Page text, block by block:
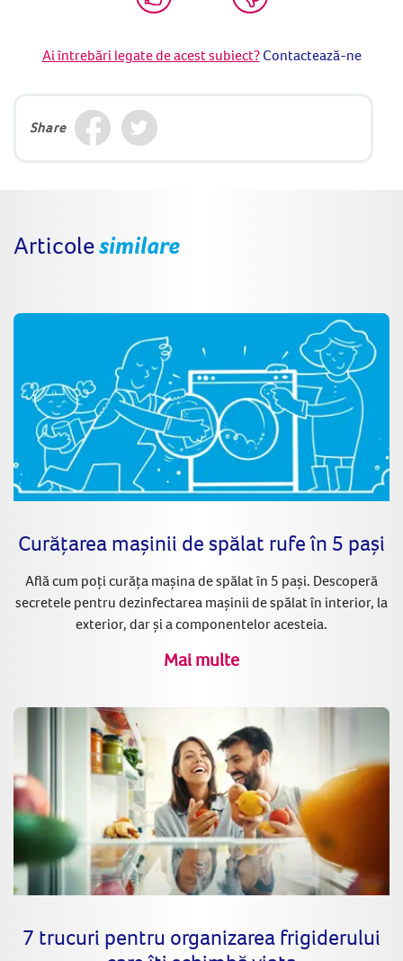
Ai întrebări legate de acest subiect?Contactează-ne
Share
Articolesimilare
Curățarea mașinii de spălat rufe în 5 pași
Află cum poți curăța mașina de spălat în 5 pași. Descoperă
secretele pentru dezinfectarea mașinii de spălat în interior, la
exterior, dar și a componentelor acesteia.
Mai multe
7 trucuri pentru organizarea frigiderului